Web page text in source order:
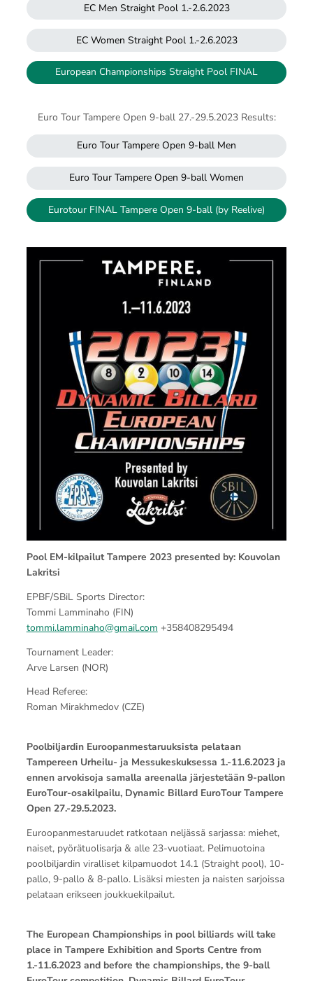
EC Men Straight Pool 1.-2.6.2023
EC Women Straight Pool 1.-2.6.2023
European Championships Straight Pool FINAL
Euro Tour Tampere Open 9-ball 27.-29.5.2023 Results:
Euro Tour Tampere Open 9-ball Men
Euro Tour Tampere Open 9-ball Women
Eurotour FINAL Tampere Open 9-ball (by Reelive)
Pool EM-kilpailut Tampere 2023 presented by: Kouvolan
Lakritsi
EPBF/SBiL Sports Director:
Tommi Lamminaho (FIN)
tommi.lamminaho@gmail.com +358408295494
Tournament Leader:
Arve Larsen (NOR)
Head Referee:
⁠⁠⁠⁠⁠⁠⁠Roman Mirakhmedov (CZE)
Poolbiljardin Euroopanmestaruuksista pelataan
Tampereen Urheilu- ja Messukeskuksessa 1.-11.6.2023 ja
ennen arvokisoja samalla areenalla järjestetään 9-pallon
EuroTour-osakilpailu, Dynamic Billard EuroTour Tampere
Open 27.-29.5.2023.
Euroopanmestaruudet ratkotaan neljässä sarjassa: miehet,
naiset, pyörätuolisarja & alle 23-vuotiaat. Pelimuotoina
poolbiljardin viralliset kilpamuodot 14.1 (Straight pool), 10-
pallo, 9-pallo & 8-pallo. Lisäksi miesten ja naisten sarjoissa
pelataan erikseen joukkuekilpailut.
The European Championships in pool billiards will take
place in Tampere Exhibition and Sports Centre from
1.-11.6.2023 and before the championships, the 9-ball